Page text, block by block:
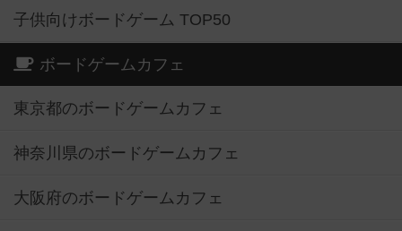
子供向けボードゲーム TOP50
ボードゲームカフェ
東京都のボードゲームカフェ
神奈川県のボードゲームカフェ
大阪府のボードゲームカフェ